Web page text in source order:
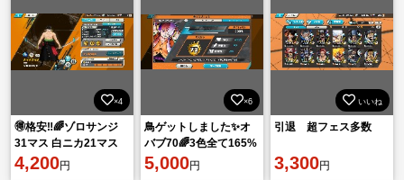
×4
🉐格安‼️🌈ゾロサンジ
31マス 白ニカ21マス
白ひげ100 緑ロジャー
100 金欠片400
4,200円
×6
鳥ゲットしました✨オ
バブ70🌈3色全て165%
前後育ってます‼️環境キ
ャラフラッシュ称号あ
5,000円
いいね
引退 超フェス多数
3,300円